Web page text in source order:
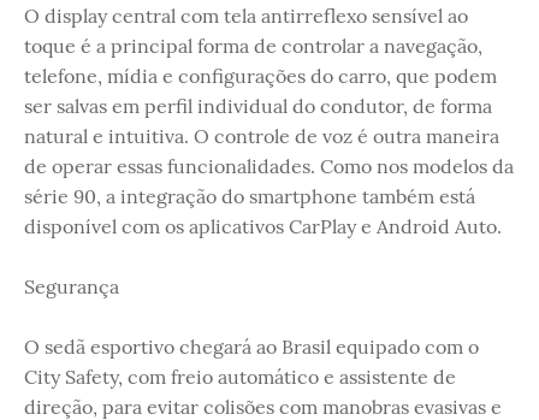
O display central com tela antirreflexo sensível ao
toque é a principal forma de controlar a navegação,
telefone, mídia e configurações do carro, que podem
ser salvas em perfil individual do condutor, de forma
natural e intuitiva. O controle de voz é outra maneira
de operar essas funcionalidades. Como nos modelos da
série 90, a integração do smartphone também está
disponível com os aplicativos CarPlay e Android Auto.
Segurança
O sedã esportivo chegará ao Brasil equipado com o
City Safety, com freio automático e assistente de
direção, para evitar colisões com manobras evasivas e